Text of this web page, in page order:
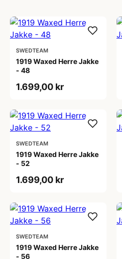
SWEDTEAM
1919 Waxed Herre Jakke
- 48
1.699,00 kr
SWEDTEAM
1919 Waxed Herre Jakke
- 52
1.699,00 kr
SWEDTEAM
1919 Waxed Herre Jakke
- 56